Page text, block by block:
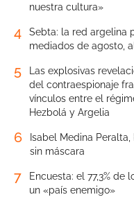
nuestra cultura»
4
Sebta: la red argelina
mediados de agosto,
5
Las explosivas
del contraespionaje
vínculos entre el
Hezbolá y Argelia
6
Isabel Medina
sin máscara
7
Encuesta: el 77,3% de
un «país enemigo»